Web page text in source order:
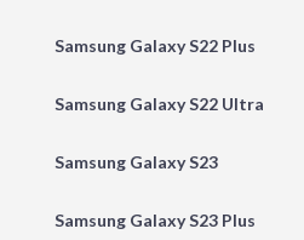
Samsung Galaxy S22 Plus
Samsung Galaxy S22 Ultra
Samsung Galaxy S23
Samsung Galaxy S23 Plus